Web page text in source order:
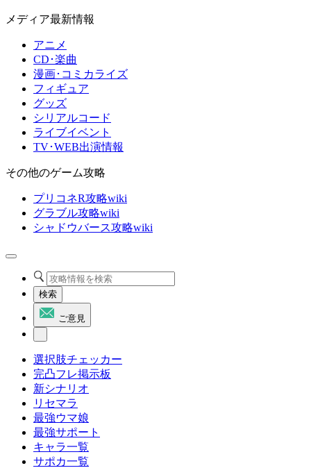
メディア最新情報
アニメ
CD･楽曲
漫画･コミカライズ
フィギュア
グッズ
シリアルコード
ライブイベント
TV･WEB出演情報
その他のゲーム攻略
プリコネR攻略wiki
グラブル攻略wiki
シャドウバース攻略wiki
検索
ご意見
選択肢チェッカー
完凸フレ掲示板
新シナリオ
リセマラ
最強ウマ娘
最強サポート
キャラ一覧
サポカ一覧